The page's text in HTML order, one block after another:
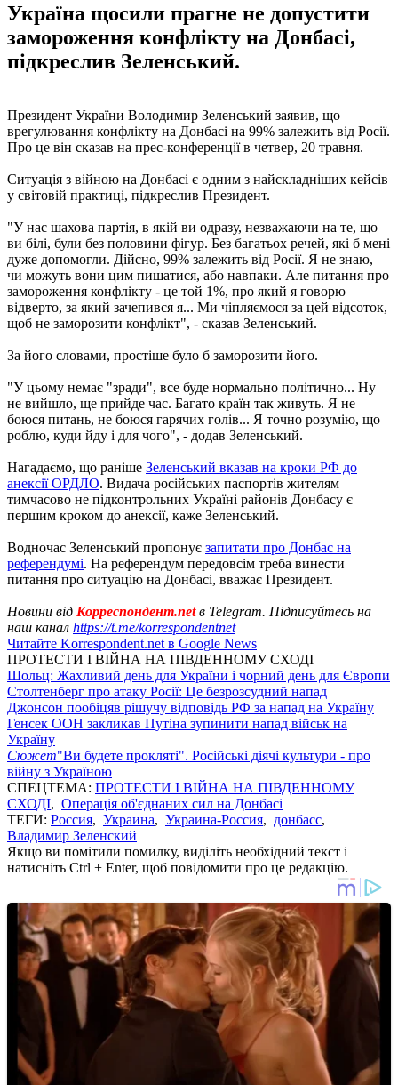
Україна щосили прагне не допустити
замороження конфлікту на Донбасі,
підкреслив Зеленський.
Президент України Володимир Зеленський заявив, що
врегулювання конфлікту на Донбасі на 99% залежить від Росії.
Про це він сказав на прес-конференції в четвер, 20 травня.
Ситуація з війною на Донбасі є одним з найскладніших кейсів
у світовій практиці, підкреслив Президент.
"У нас шахова партія, в якій ви одразу, незважаючи на те, що
ви білі, були без половини фігур. Без багатьох речей, які б мені
дуже допомогли. Дійсно, 99% залежить від Росії. Я не знаю,
чи можуть вони цим пишатися, або навпаки. Але питання про
замороження конфлікту - це той 1%, про який я говорю
відверто, за який зачепився я... Ми чіпляємося за цей відсоток,
щоб не заморозити конфлікт", - сказав Зеленський.
За його словами, простіше було б заморозити його.
"У цьому немає "зради", все буде нормально політично... Ну
не вийшло, ще прийде час. Багато країн так живуть. Я не
боюся питань, не боюся гарячих голів... Я точно розумію, що
роблю, куди йду і для чого", - додав Зеленський.
Нагадаємо, що раніше Зеленський вказав на кроки РФ до
анексії ОРДЛО. Видача російських паспортів жителям
тимчасово не підконтрольних Україні районів Донбасу є
першим кроком до анексії, каже Зеленський.
Водночас Зеленський пропонує запитати про Донбас на
референдумі. На референдум передовсім треба винести
питання про ситуацію на Донбасі, вважає Президент.
Новини від Корреспондент.netв Telegram. Підписуйтесь на
наш канал https://t.me/korrespondentnet
Читайте Korrespondent.net в Google News
ПРОТЕСТИ І ВІЙНА НА ПІВДЕННОМУ СХОДІ
Шольц: Жахливий день для України і чорний день для Європи
Столтенберг про атаку Росії: Це безрозсудний напад
Джонсон пообіцяв рішучу відповідь РФ за напад на Україну
Генсек ООН закликав Путіна зупинити напад військ на
Україну
Сюжет"Ви будете прокляті". Російські діячі культури - про
війну з Україною
СПЕЦТЕМА: ПРОТЕСТИ І ВІЙНА НА ПІВДЕННОМУ
СХОДІ, Операція об'єднаних сил на Донбасі
ТЕГИ: Россия, Украина, Украина-Россия, донбасс,
Владимир Зеленский
Якщо ви помітили помилку, виділіть необхідний текст і
натисніть Ctrl + Enter, щоб повідомити про це редакцію.